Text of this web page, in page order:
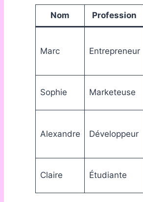
Nom Profession
Marc Entrepreneur
Sophie Marketeuse
Alexandre Développeur
Claire Étudiante